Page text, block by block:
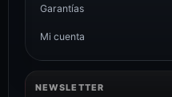
Garantías
Mi cuenta
NEWSLETTER